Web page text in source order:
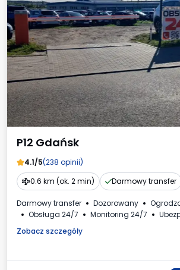
P12 Gdańsk
4.1/5(238 opinii)
0.6 km (ok. 2 min)
Darmowy transfer
Darmowy transfer Dozorowany
Obsługa 24/7
Monitoring 24/7
Zobacz szczegóły